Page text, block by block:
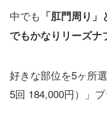
中でも 「肛門周り
でもかなりリーズナ
好きな部位を5ヶ所
5回 184,000円）」プ